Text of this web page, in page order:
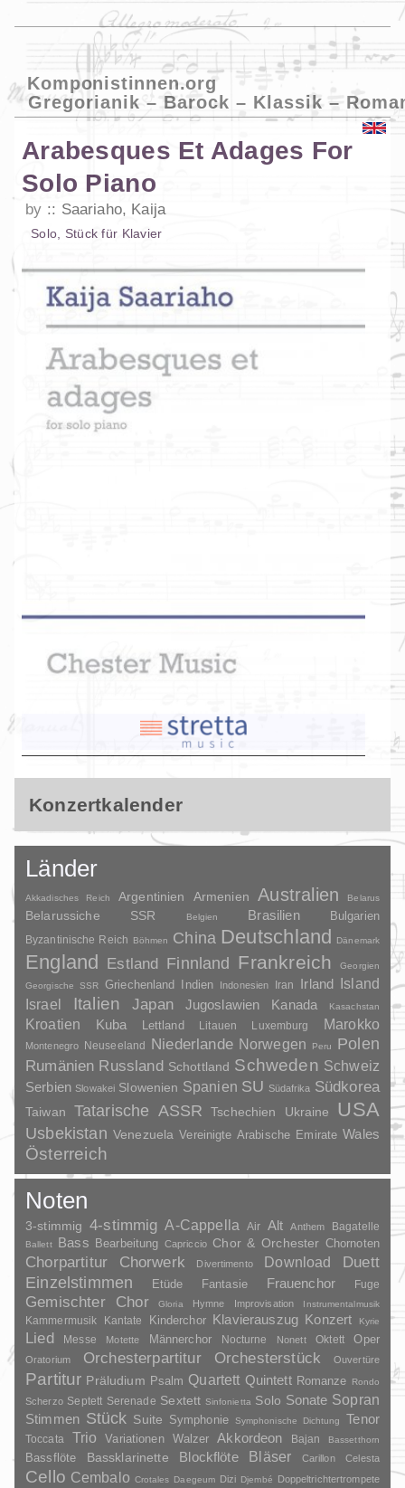
Komponistinnen.org
Gregorianik – Barock – Klassik –
Arabesques Et Adages For
Solo Piano
by Saariaho, Kaija
Solo Stück für Klavier
Konzertkalender
Länder
Akkadisches Reich Argentinien Armenien Australien Belarus
Belarussiche SSR Belgien Brasilien Bulgarien
Byzantinische Reich Böhmen China Deutschland Dänemark
England Estland Finnland Frankreich
Georgien
Georgische SSR
Griechenland Indien Indonesien Iran Irland
Island
Israel
Italien Japan Jugoslawien Kanada Kasachstan
Kroatien Kuba Lettland Litauen Luxemburg Marokko
Montenegro Neuseeland Niederlande Norwegen Peru
Polen
Rumänien Russland Schottland Schweden Schweiz
Serbien Slowakei Slowenien Spanien SU Südafrika Südkorea
Taiwan Tatarische ASSR Tschechien Ukraine USA
Usbekistan Venezuela Vereinigte Arabische Emirate Wales
Österreich
Noten
3-stimmig 4-stimmig A-Cappella Air Alt Anthem Bagatelle
Ballett Bass Bearbeitung Capriccio Chor & Orchester Chornoten
Chorpartitur Chorwerk Divertimento Download
Duett
Einzelstimmen
Etüde Fantasie Frauenchor Fuge
Gemischter Chor Gloria Hymne Improvisation Instrumentalmusik
Kammermusik Kantate Kinderchor Klavierauszug Konzert Kyrie
Lied Messe Motette Männerchor Nocturne Nonett Oktett Oper
Oratorium Orchesterpartitur Orchesterstück Ouvertüre
Partitur Präludium Psalm Quartett Quintett Romanze Rondo
Scherzo Septett Serenade Sextett Sinfonietta Solo Sonate Sopran
Stimmen Stück Suite Symphonie Symphonische Dichtung Tenor
Toccata Trio Variationen Walzer Akkordeon Bajan Bassetthorn
Bassflöte Bassklarinette Blockflöte Bläser Carillon Celesta
Cello Cembalo Crotales Daegeum Dizi Djembé Doppeltrichtertrompete